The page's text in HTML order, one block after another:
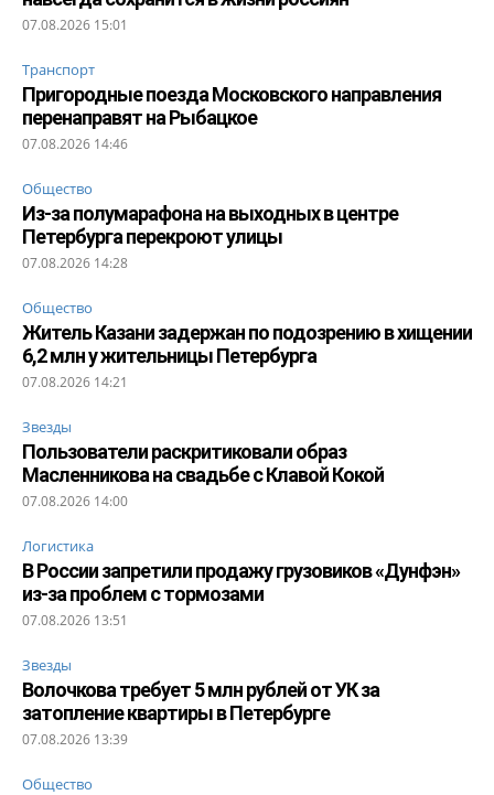
07.08.2026 15:01
Транспорт
Пригородные поезда Московского направления
перенаправят на Рыбацкое
07.08.2026 14:46
Общество
Из-за полумарафона на выходных в центре
Петербурга перекроют улицы
07.08.2026 14:28
Общество
Житель Казани задержан по подозрению в хищении
6,2 млн у жительницы Петербурга
07.08.2026 14:21
Звезды
Пользователи раскритиковали образ
Масленникова на свадьбе с Клавой Кокой
07.08.2026 14:00
Логистика
В России запретили продажу грузовиков «Дунфэн»
из-за проблем с тормозами
07.08.2026 13:51
Звезды
Волочкова требует 5 млн рублей от УК за
затопление квартиры в Петербурге
07.08.2026 13:39
Общество